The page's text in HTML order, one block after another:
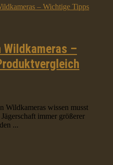
Wildkameras –
Wildkameras wissen musst
immer größerer
...